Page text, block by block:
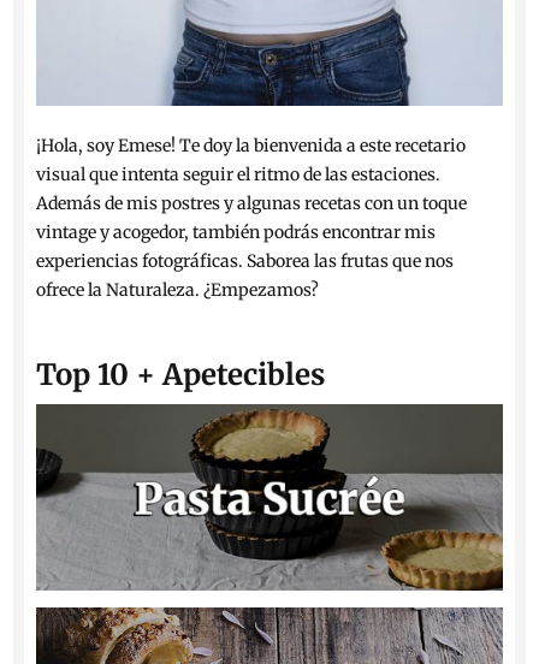
¡Hola, soy Emese! Te doy la bienvenida a este recetario
visual que intenta seguir el ritmo de las estaciones.
Además de mis postres y algunas recetas con un toque
vintage y acogedor, también podrás encontrar mis
experiencias fotográficas. Saborea las frutas que nos
ofrece la Naturaleza. ¿Empezamos?
Top 10 + Apetecibles